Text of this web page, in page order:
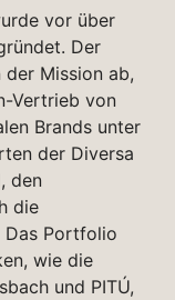
vor über
Der
Mission ab,
Vertrieb von
Brands unter
der Diversa
den
die
Das Portfolio
wie die
und PITÚ,